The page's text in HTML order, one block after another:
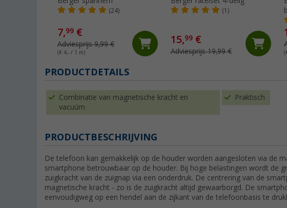
(24)
7,99 €
Adviesprijs 9,99 €
(€ 4,- / 1 m)
(1)
15,99 €
Adviesprijs 19,99 €
PRODUCTDETAILS
Combinatie van magnetische kracht en
vacuüm
Praktisch
PRODUCTBESCHRIJVING
De telefoon kan gemakkelijk op de houder worden aangesloten via de
smartphone betrouwbaar op de houder. Bij hoge belastingen wordt de
zuigkracht van de zuignap via een onderdruk. De centrering van de
magnetische kracht - zo is de zuigkracht altijd gewaarborgd. De
eenvoudigweg op een hendel aan de zijkant van de telefoonbasis te